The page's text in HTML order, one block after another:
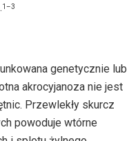
1–3
genetycznie lub
akrocyjanoza nie jest
Przewlekły skurcz
powoduje wtórne